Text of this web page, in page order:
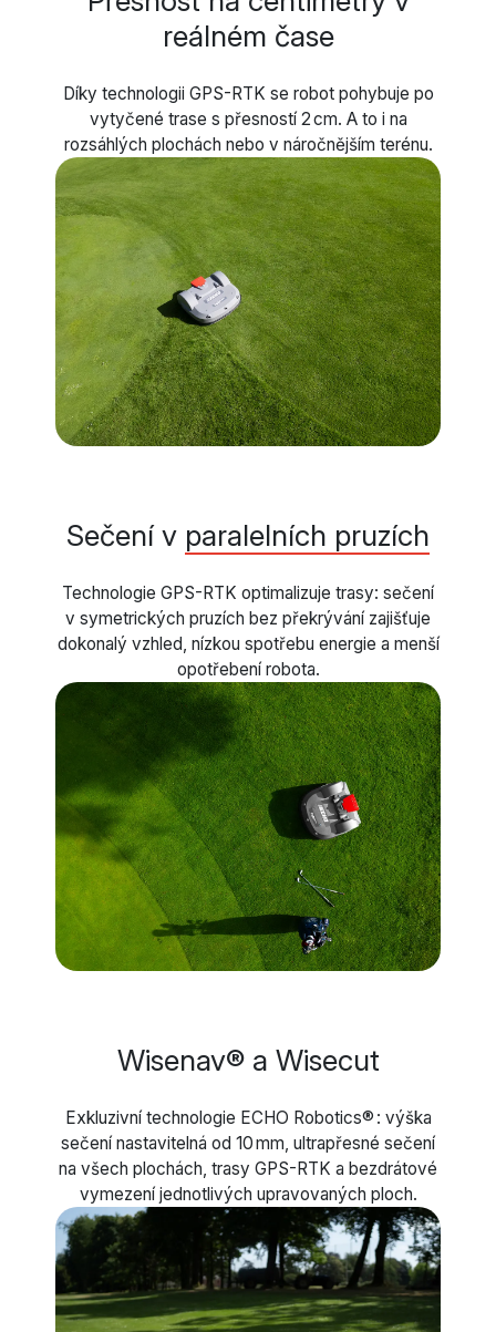
reálném čase
Díky technologii GPS-RTK se robot pohybuje po
vytyčené trase s přesností 2 cm. A to i na
rozsáhlých plochách nebo v náročnějším terénu.
Sečení v paralelních pruzích
Technologie GPS-RTK optimalizuje trasy: sečení
v symetrických pruzích bez překrývání zajišťuje
dokonalý vzhled, nízkou spotřebu energie a menší
opotřebení robota.
Wisenav® a Wisecut
Exkluzivní technologie ECHO Robotics® : výška
sečení nastavitelná od 10 mm, ultrapřesné sečení
na všech plochách, trasy GPS-RTK a bezdrátové
vymezení jednotlivých upravovaných ploch.